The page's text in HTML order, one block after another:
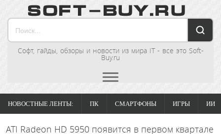
Софт, гайды, обзоры и новости из мира IT - все это Soft-
Buy.ru
НОВОСТНЫЕ ЛЕНТЫ: ПК СМАРТФОНЫ ИГРЫ ИИ
ATI Radeon HD 5950 появится в первом квартале